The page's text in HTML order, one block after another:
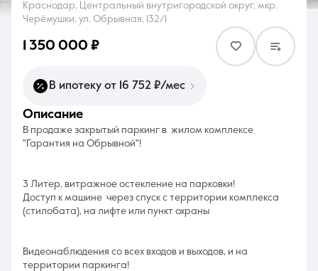
О компании Контакты
Ежедневно с 08:30 до 20:00
Краснодар, Центральный внутригородской округ, мкр.
Черёмушки, ул. Обрывная, 132/1
1 350 000 ₽
В ипотеку от 16 752 ₽/мес
описание
В продаже закрытый паркинг в жилом комплексе
"Гарантия на Обрывной"!
3 Литер, витражное остекление на парковки!
Доступ к машине через спуск с территории комплекса
(стилобата), на лифте или пункт охраны
Видеонаблюдения со всех входов и выходов, и на
территории паркинга!